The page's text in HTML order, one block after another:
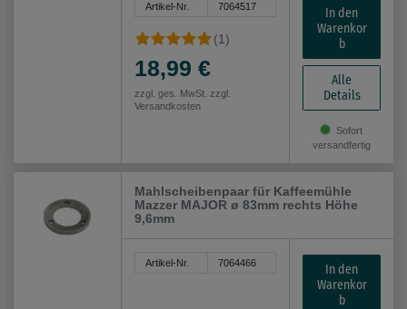
Artikel-Nr. 7064517
(1)
18,99 €
zzgl. ges. MwSt. zzgl.
Versandkosten
In den
Warenkor
b
Alle
Details
Sofort
versandfertig
Mahlscheibenpaar für Kaffeemühle
Mazzer MAJOR ø 83mm rechts Höhe
9,6mm
Artikel-Nr. 7064466
In den
Warenkor
b